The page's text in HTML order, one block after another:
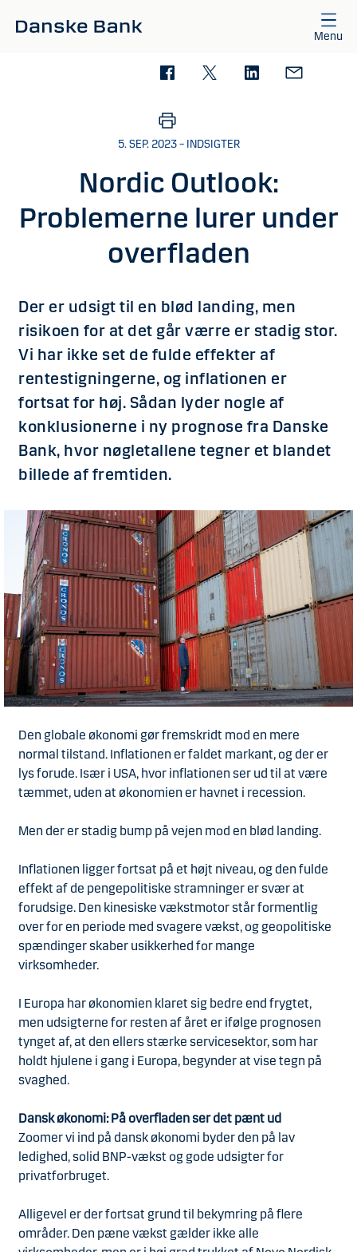
Menu
5. SEP. 2023 – INDSIGTER
Nordic Outlook:
Problemerne lurer under
overfladen
Der er udsigt til en blød landing, men
risikoen for at det går værre er stadig stor.
Vi har ikke set de fulde effekter af
rentestigningerne, og inflationen er
fortsat for høj. Sådan lyder nogle af
konklusionerne i ny prognose fra Danske
Bank, hvor nøgletallene tegner et blandet
billede af fremtiden.
Den globale økonomi gør fremskridt mod en mere
normal tilstand. Inflationen er faldet markant, og der er
lys forude. Især i USA, hvor inflationen ser ud til at være
tæmmet, uden at økonomien er havnet i recession.
Men der er stadig bump på vejen mod en blød landing.
Inflationen ligger fortsat på et højt niveau, og den fulde
effekt af de pengepolitiske stramninger er svær at
forudsige. Den kinesiske vækstmotor står formentlig
over for en periode med svagere vækst, og geopolitiske
spændinger skaber usikkerhed for mange
virksomheder.
I Europa har økonomien klaret sig bedre end frygtet,
men udsigterne for resten af året er ifølge prognosen
tynget af, at den ellers stærke servicesektor, som har
holdt hjulene i gang i Europa, begynder at vise tegn på
svaghed.
Dansk økonomi: På overfladen ser det pænt ud
Zoomer vi ind på dansk økonomi byder den på lav
ledighed, solid BNP-vækst og gode udsigter for
privatforbruget.
Alligevel er der fortsat grund til bekymring på flere
områder. Den pæne vækst gælder ikke alle